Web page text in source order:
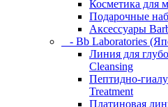
Косметика для
Подарочные
Аксессуары
- Bb Laboratories
Линия для
Cleansing
Пептидно-
Treatment
Платиновая